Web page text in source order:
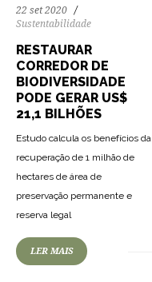
22 set 2020
Sustentabilidade
RESTAURAR
CORREDOR DE
BIODIVERSIDADE
PODE GERAR US$
21,1 BILHÕES
Estudo calcula os benefícios da
recuperação de 1 milhão de
hectares de área de
preservação permanente e
reserva legal
LER MAIS
60 1363